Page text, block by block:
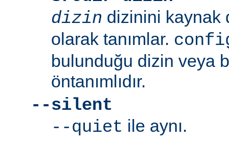
dizin dizinini kaynak
olarak tanımlar.
bulunduğu dizin veya
öntanımlıdır.
--silent
--quiet ile aynı.